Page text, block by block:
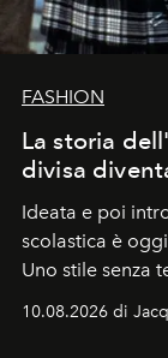
FASHION
La storia
divisa
Ideata e poi
scolastica è
Uno stile senza
tradizionale e
10.08.2026 di